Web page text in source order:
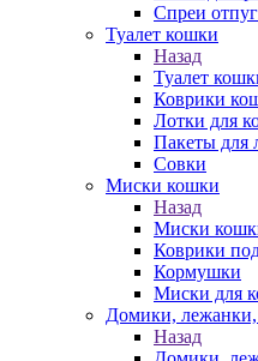
Спреи
Туалет кошки
Назад
Туалет
Коврики
Лотки для
Пакеты для
Совки
Миски кошки
Назад
Миски
Коврики
Кормушки
Миски для
Домики, лежанки,
Назад